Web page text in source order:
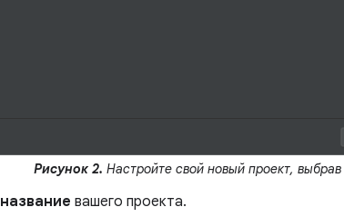
Рисунок 2. Настройте свой новый проект,
название вашего проекта.